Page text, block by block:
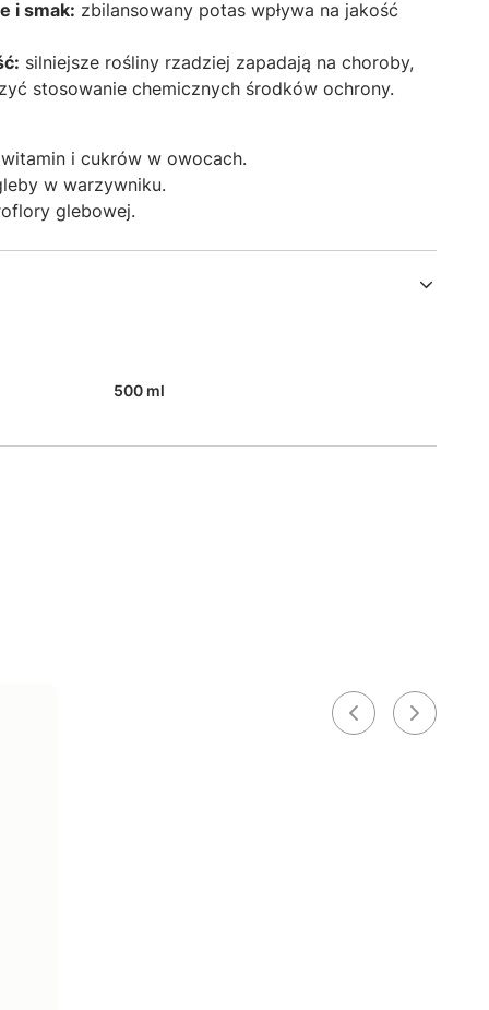
i smak: zbilansowany potas wpływa na jakość
silniejsze rośliny rzadziej zapadają na choroby,
stosowanie chemicznych środków ochrony.
i cukrów w owocach.
w warzywniku.
glebowej.
500 ml